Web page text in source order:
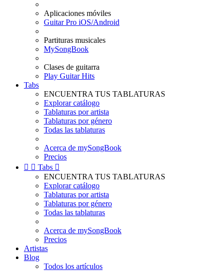
Aplicaciones móviles
Guitar Pro iOS/Android
Partituras musicales
MySongBook
Clases de guitarra
Play Guitar Hits
Tabs
ENCUENTRA TUS TABLATURAS
Explorar catálogo
Tablaturas por artista
Tablaturas por género
Todas las tablaturas
Acerca de mySongBook
Precios
  Tabs 
ENCUENTRA TUS TABLATURAS
Explorar catálogo
Tablaturas por artista
Tablaturas por género
Todas las tablaturas
Acerca de mySongBook
Precios
Artistas
Blog
Todos los artículos